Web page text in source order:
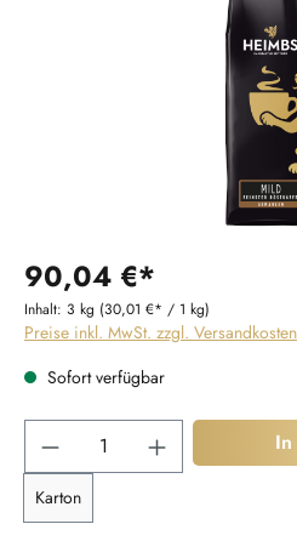
90,04 €*
Inhalt: 3 kg (30,01 €* / 1 kg)
Preise inkl. MwSt. zzgl. Versandkosten
Sofort verfügbar
Produkt Anzahl: Gib
Karton